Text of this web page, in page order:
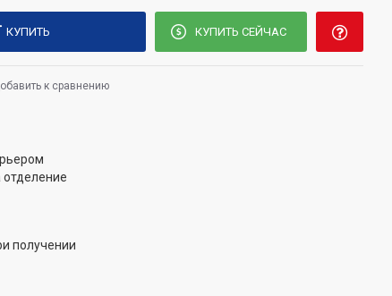
КУПИТЬ КУПИТЬ СЕЙЧАС
к сравнению
отделение
получении